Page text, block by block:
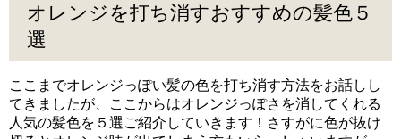
オレンジを打ち消すおすすめの髪色５
選
ここまでオレンジっぽい髪の色を打ち消す方法をお話しし
てきましたが、ここからはオレンジっぽさを消してくれる
人気の髪色を５選ご紹介していきます！さすがに色が抜け